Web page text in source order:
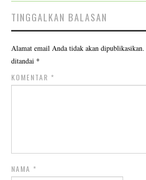
TINGGALKAN BALASAN
Alamat email Anda tidak akan dipublikasikan.
ditandai *
KOMENTAR *
NAMA *